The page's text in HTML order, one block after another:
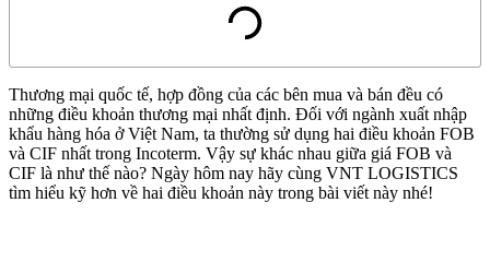
Thương mại quốc tế, hợp đồng của các bên mua và bán đều có
những điều khoản thương mại nhất định. Đối với ngành xuất nhập
khẩu hàng hóa ở Việt Nam, ta thường sử dụng hai điều khoản FOB
và CIF nhất trong Incoterm. Vậy sự khác nhau giữa giá FOB và
CIF là như thế nào? Ngày hôm nay hãy cùng VNT LOGISTICS
tìm hiểu kỹ hơn về hai điều khoản này trong bài viết này nhé!